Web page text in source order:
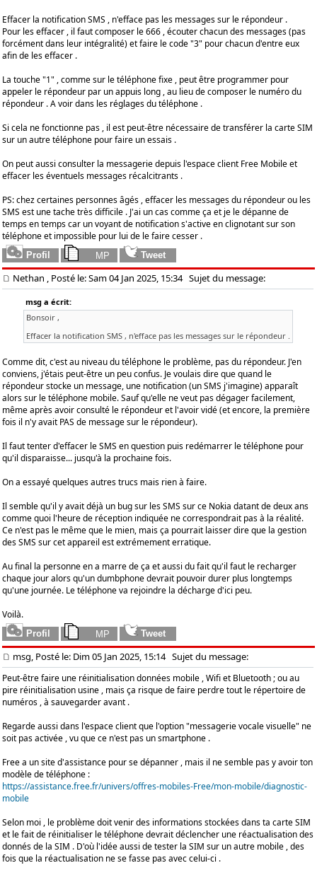
Effacer la notification SMS , n'efface pas les messages sur le répondeur .
Pour les effacer , il faut composer le 666 , écouter chacun des messages (pas
forcément dans leur intégralité) et faire le code "3" pour chacun d'entre eux
afin de les effacer .
La touche "1" , comme sur le téléphone fixe , peut être programmer pour
appeler le répondeur par un appuis long , au lieu de composer le numéro du
répondeur . A voir dans les réglages du téléphone .
Si cela ne fonctionne pas , il est peut-être nécessaire de transférer la carte SIM
sur un autre téléphone pour faire un essais .
On peut aussi consulter la messagerie depuis l'espace client Free Mobile et
effacer les éventuels messages récalcitrants .
PS: chez certaines personnes âgés , effacer les messages du répondeur ou les
SMS est une tache très difficile . J'ai un cas comme ça et je le dépanne de
temps en temps car un voyant de notification s'active en clignotant sur son
téléphone et impossible pour lui de le faire cesser .
Nethan , Posté le: Sam 04 Jan 2025, 15:34Sujet du message:
msg a écrit:
Bonsoir ,
Effacer la notification SMS , n'efface pas les messages sur le répondeur .
Comme dit, c'est au niveau du téléphone le problème, pas du répondeur. J'en
conviens, j'étais peut-être un peu confus. Je voulais dire que quand le
répondeur stocke un message, une notification (un SMS j'imagine) apparaît
alors sur le téléphone mobile. Sauf qu'elle ne veut pas dégager facilement,
même après avoir consulté le répondeur et l'avoir vidé (et encore, la première
fois il n'y avait PAS de message sur le répondeur).
Il faut tenter d'effacer le SMS en question puis redémarrer le téléphone pour
qu'il disparaisse... jusqu'à la prochaine fois.
On a essayé quelques autres trucs mais rien à faire.
Il semble qu'il y avait déjà un bug sur les SMS sur ce Nokia datant de deux ans
comme quoi l'heure de réception indiquée ne correspondrait pas à la réalité.
Ce n'est pas le même que le mien, mais ça pourrait laisser dire que la gestion
des SMS sur cet appareil est extrémement erratique.
Au final la personne en a marre de ça et aussi du fait qu'il faut le recharger
chaque jour alors qu'un dumbphone devrait pouvoir durer plus longtemps
qu'une journée. Le téléphone va rejoindre la décharge d'ici peu.
Voilà.
msg, Posté le: Dim 05 Jan 2025, 15:14Sujet du message:
Peut-être faire une réinitialisation données mobile , Wifi et Bluetooth ; ou au
pire réinitialisation usine , mais ça risque de faire perdre tout le répertoire de
numéros , à sauvegarder avant .
Regarde aussi dans l'espace client que l'option "messagerie vocale visuelle" ne
soit pas activée , vu que ce n'est pas un smartphone .
Free a un site d'assistance pour se dépanner , mais il ne semble pas y avoir ton
modèle de téléphone :
https://assistance.free.fr/univers/offres-mobiles-Free/mon-mobile/diagnostic-
mobile
Selon moi , le problème doit venir des informations stockées dans ta carte SIM
et le fait de réinitialiser le téléphone devrait déclencher une réactualisation des
donnés de la SIM . D'où l'idée aussi de tester la SIM sur un autre mobile , des
fois que la réactualisation ne se fasse pas avec celui-ci .